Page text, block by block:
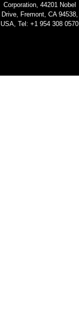
Corporation, 44201 Nobel
Drive, Fremont, CA 94538,
USA, Tel: +1 954 308 0570